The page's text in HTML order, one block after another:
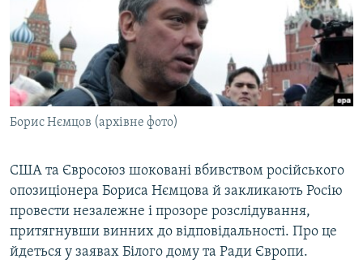
ВІДЕОУРОКИ «ELIFBE»
СВІДЧЕННЯ ОКУПАЦІЇ
УКРАЇНСЬКА ПРОБЛЕМА КРИМУ
ІНФОГРАФІКА
Русский
Qırımtatar
ДОЛУЧАЙСЯ!
Усі сайти RFE/RL
Борис Нємцов (архівне фото)
США та Євросоюз шоковані вбивством російського
опозиціонера Бориса Нємцова й закликають Росію
провести незалежне і прозоре розслідування,
притягнувши винних до відповідальності. Про це
йдеться у заявах Білого дому та Ради Європи.